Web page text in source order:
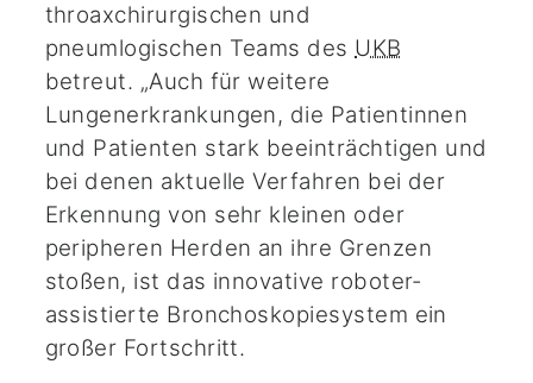
throaxchirurgischen und
pneumlogischen Teams des UKB
betreut. „Auch für weitere
Lungenerkrankungen, die Patientinnen
und Patienten stark beeinträchtigen und
bei denen aktuelle Verfahren bei der
Erkennung von sehr kleinen oder
peripheren Herden an ihre Grenzen
stoßen, ist das innovative roboter-
assistierte Bronchoskopiesystem ein
großer Fortschritt.